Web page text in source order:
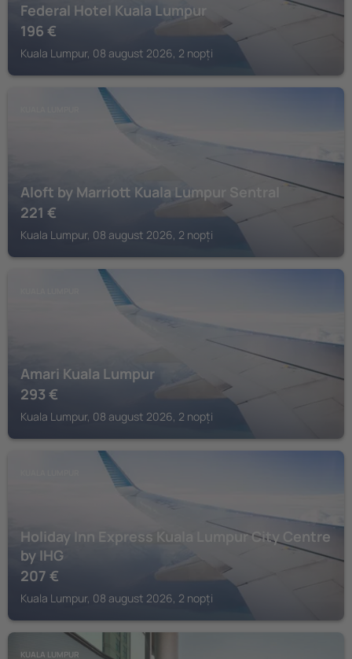
Federal Hotel Kuala Lumpur
196 €
Kuala Lumpur, 08 august 2026, 2 nopți
Aloft by Marriott Kuala Lumpur Sentral
221 €
Kuala Lumpur, 08 august 2026, 2 nopți
Amari Kuala Lumpur
293 €
Kuala Lumpur, 08 august 2026, 2 nopți
Holiday Inn Express Kuala Lumpur City Centre
by IHG
207 €
Kuala Lumpur, 08 august 2026, 2 nopți
KUALA LUMPUR